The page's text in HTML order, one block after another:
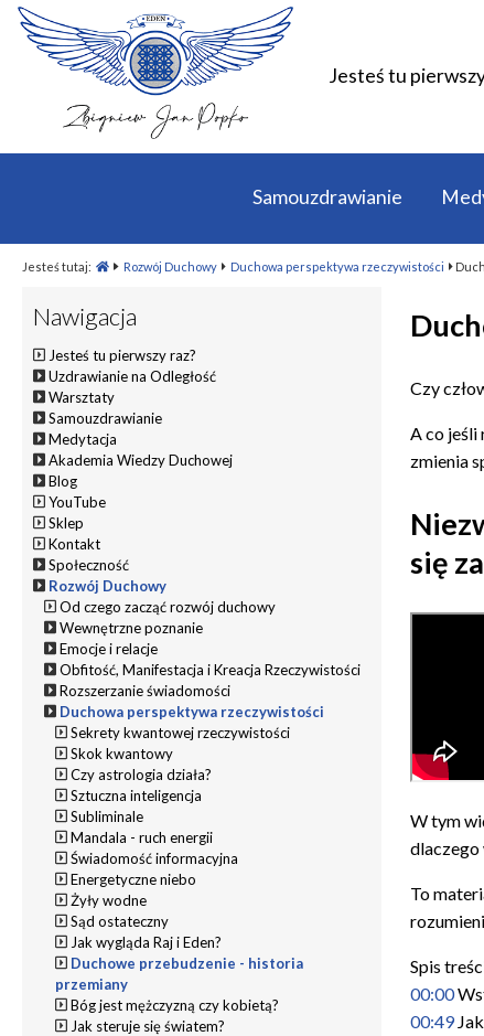
Jesteś tu
Samouzdrawianie
Jesteś tutaj: Rozwój Duchowy Duchowa perspektywa rzeczywistości
Czy
A co jeśli
zmienia
się
W tym
dlaczego
To
Spis
00:00
00:49
Nawigacja
Jesteś tu pierwszy raz?
Uzdrawianie na Odległość
Warsztaty
Samouzdrawianie
Medytacja
Akademia Wiedzy Duchowej
Blog
YouTube
Sklep
Kontakt
Społeczność
Rozwój Duchowy
Od czego zacząć rozwój duchowy
Wewnętrzne poznanie
Emocje i relacje
Obfitość, Manifestacja i Kreacja Rzeczywistości
Rozszerzanie świadomości
Duchowa perspektywa rzeczywistości
Sekrety kwantowej rzeczywistości
Skok kwantowy
Czy astrologia działa?
Sztuczna inteligencja
Subliminale
Mandala - ruch energii
Świadomość informacyjna
Energetyczne niebo
Żyły wodne
Sąd ostateczny
Jak wygląda Raj i Eden?
Duchowe przebudzenie - historia
przemiany
Bóg jest mężczyzną czy kobietą?
Jak steruje się światem?